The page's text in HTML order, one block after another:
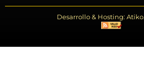
Desarrollo & Hosting: